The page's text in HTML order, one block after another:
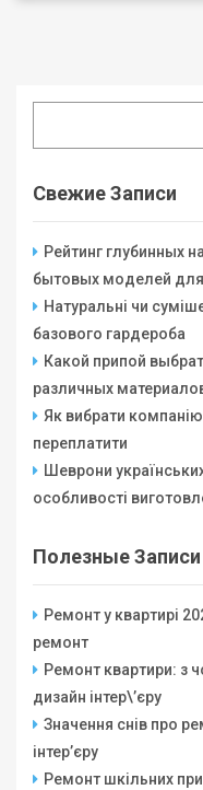
Свежие Записи
Рейтинг глубинных
бытовых моделей
Натуральні чи
базового гардероба
Какой припой
различных
Як вибрати
переплатити
Шеврони
особливості
Полезные Записи
Ремонт у квартирі
ремонт
Ремонт квартири: з
дизайн інтер\’єру
Значення снів про
інтер’єру
Ремонт шкільних